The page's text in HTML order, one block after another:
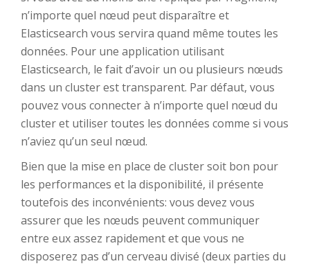
n’importe quel nœud peut disparaître et
Elasticsearch vous servira quand même toutes les
données. Pour une application utilisant
Elasticsearch, le fait d’avoir un ou plusieurs nœuds
dans un cluster est transparent. Par défaut, vous
pouvez vous connecter à n’importe quel nœud du
cluster et utiliser toutes les données comme si vous
n’aviez qu’un seul nœud.
Bien que la mise en place de cluster soit bon pour
les performances et la disponibilité, il présente
toutefois des inconvénients: vous devez vous
assurer que les nœuds peuvent communiquer
entre eux assez rapidement et que vous ne
disposerez pas d’un cerveau divisé (deux parties du